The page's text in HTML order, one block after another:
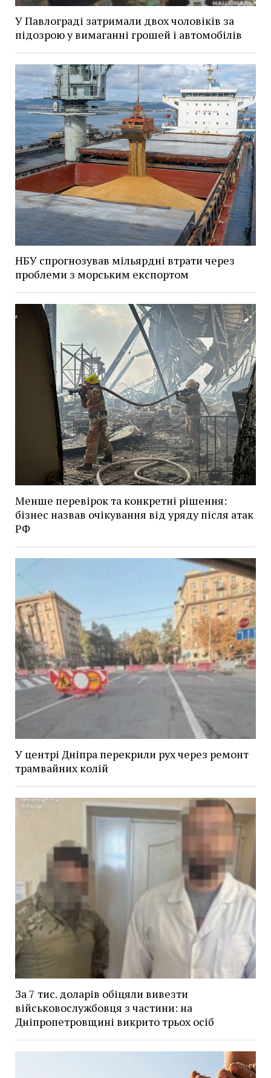
У Павлограді затримали двох чоловіків за
підозрою у вимаганні грошей і автомобілів
НБУ спрогнозував мільярдні втрати через
проблеми з морським експортом
Менше перевірок та конкретні рішення:
бізнес назвав очікування від уряду після атак
РФ
У центрі Дніпра перекрили рух через ремонт
трамвайних колій
За 7 тис. доларів обіцяли вивезти
військовослужбовця з частини: на
Дніпропетровщині викрито трьох осіб